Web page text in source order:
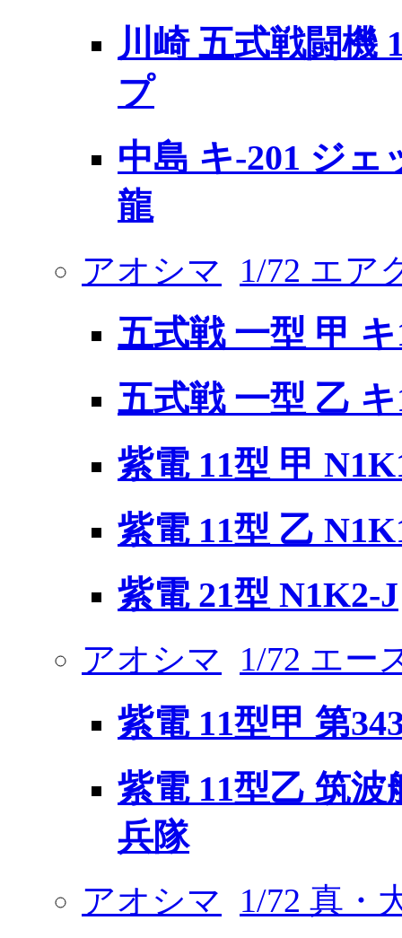
川崎 五式戦闘機
プ
中島 キ-201 ジェ
龍
アオシマ 1/72 エア
五式戦 一型 甲 キ
五式戦 一型 乙 キ
紫電 11型 甲
紫電 11型 乙
紫電 21型 N1K2-J
アオシマ 1/72 エー
紫電 11型甲 第
紫電 11型乙 筑波
兵隊
アオシマ 1/72 真・